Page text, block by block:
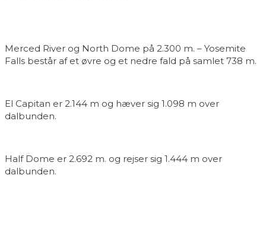
Merced River og North Dome på 2.300 m. – Yosemite
Falls består af et øvre og et nedre fald på samlet 738 m.
El Capitan er 2.144 m og hæver sig 1.098 m over
dalbunden.
Half Dome er 2.692 m. og rejser sig 1.444 m over
dalbunden.